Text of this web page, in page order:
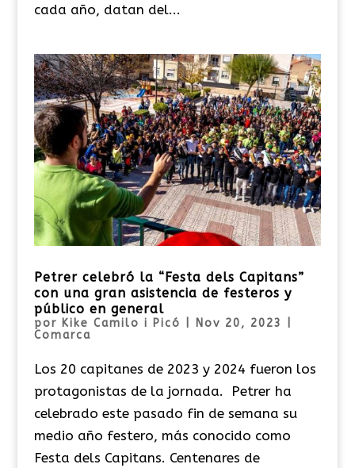
cada año, datan del...
Petrer celebró la “Festa dels Capitans”
con una gran asistencia de festeros y
público en general
por Kike Camilo i Picó Nov 20, 2023
Comarca
Los 20 capitanes de 2023 y 2024 fueron los
protagonistas de la jornada. Petrer ha
celebrado este pasado fin de semana su
medio año festero, más conocido como
Festa dels Capitans. Centenares de